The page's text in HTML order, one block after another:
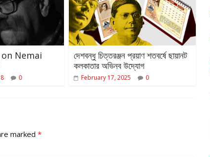
Nemai
0
দেশবন্ধু চিত্তরঞ্জন প্রয়াণ শতবর্ষে ছায়ানট
কলকাতার অভিনব উদ্যোগ
February 17, 2025 0
marked *